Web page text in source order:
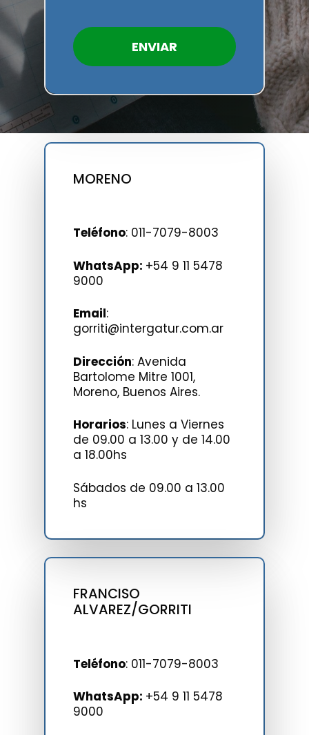
MORENO
Teléfono: 011-7079-8003
WhatsApp:⁣⁣⁣⁣⁣⁣⁣⁣⁣⁣ +54 9 11 5478
9000
Email:
gorriti@intergatur.com.ar
Dirección: Avenida
Bartolome Mitre 1001,
Moreno, Buenos Aires.
Horarios: Lunes a Viernes
de 09.00 a 13.00 y de 14.00
a 18.00hs
Sábados de 09.00 a 13.00
hs
FRANCISO
ALVAREZ/GORRITI
Teléfono: 011-7079-8003
WhatsApp:⁣⁣⁣⁣⁣⁣⁣⁣⁣⁣ +54 9 11 5478
9000